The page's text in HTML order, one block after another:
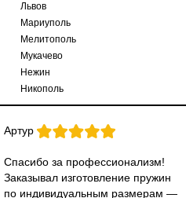
Львов
Мариуполь
Мелитополь
Мукачево
Нежин
Никополь
Артур
Спасибо за профессионализм!
Заказывал изготовление пружин
по индивидуальным размерам —